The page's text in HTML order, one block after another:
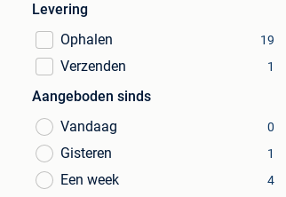
Levering
Ophalen
19
Verzenden 1
Aangeboden sinds
Vandaag
0
Gisteren 1
Een week 4